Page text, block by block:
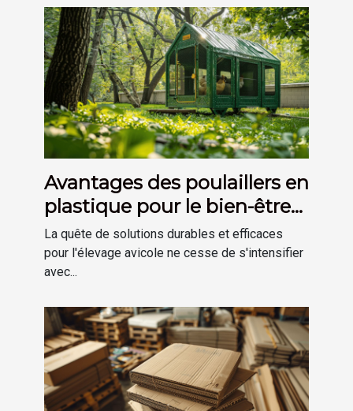
Avantages des poulaillers en
plastique pour le bien-être
des poules
La quête de solutions durables et efficaces
pour l'élevage avicole ne cesse de s'intensifier
avec...